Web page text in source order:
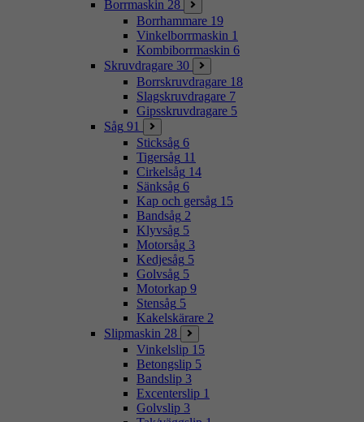
Borrmaskin 28
Borrhammare 19
Vinkelborrmaskin 1
Kombiborrmaskin 6
Skruvdragare 30
Borrskruvdragare 18
Slagskruvdragare 7
Gipsskruvdragare 5
Såg 91
Sticksåg 6
Tigersåg 11
Cirkelsåg 14
Sänksåg 6
Kap och gersåg 15
Bandsåg 2
Klyvsåg 5
Motorsåg 3
Kedjesåg 5
Golvsåg 5
Motorkap 9
Stensåg 5
Kakelskärare 2
Slipmaskin 28
Vinkelslip 15
Betongslip 5
Bandslip 3
Excenterslip 1
Golvslip 3